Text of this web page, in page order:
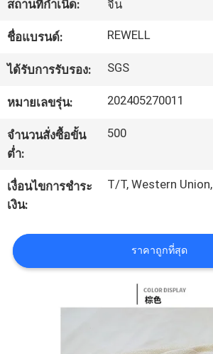
คุณภาพ
แผนผัง
เว็บไซต์
PRIVACY
สถานที่กำเนิด: จีน
ชื่อแบรนด์: REWELL
ได้รับการรับรอง: SGS
หมายเลขรุ่น: 202405270011
จำนวนสั่งซื้อขั้น
ต่ำ:
500
เงื่อนไขการชำระ
เงิน:
T/T, Western Union,
ราคาถูกที่สุด